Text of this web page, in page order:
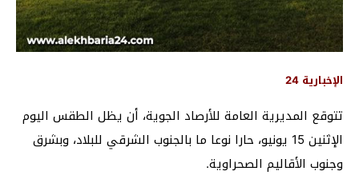
الإخبارية 24
تتوقع المديرية العامة للأرصاد الجوية، أن يظل الطقس اليوم
الإثنين 15 يونيو، حارا نوعا ما بالجنوب الشرقي للبلاد، وبشرق
وجنوب الأقاليم الصحراوية.